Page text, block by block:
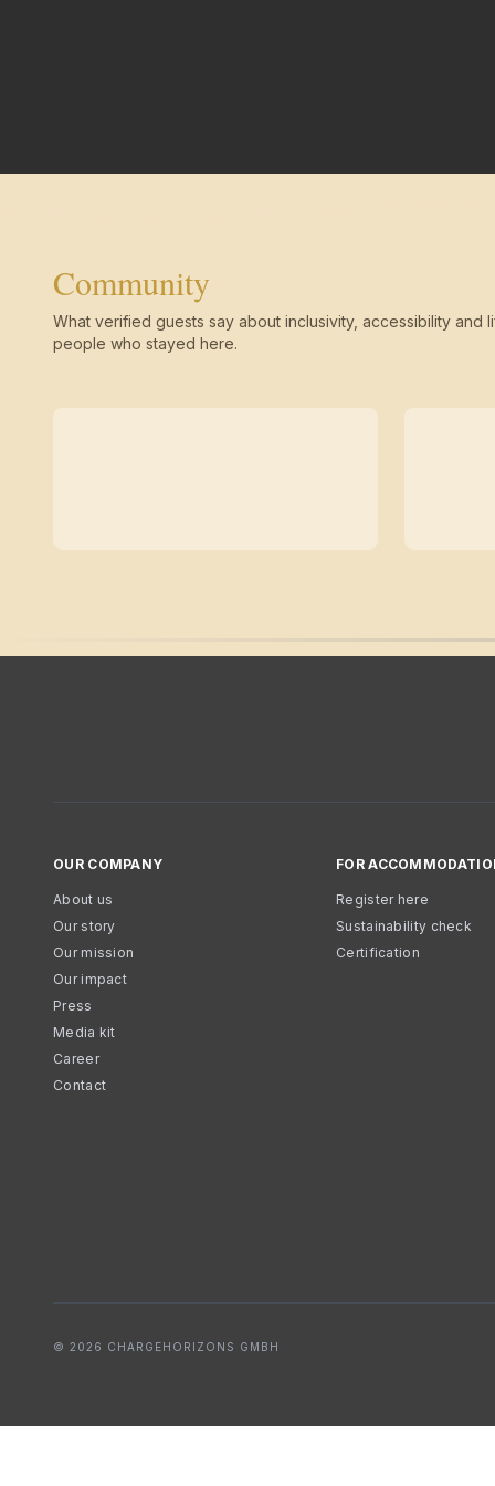
Community
What verified guests say about inclusivity, accessibility and
people who stayed here.
OUR COMPANY
About us
Our story
Our mission
Our impact
Press
Media kit
Career
Contact
FOR
Register here
Sustainability check
Certification
© 2026 CHARGEHORIZONS GMBH